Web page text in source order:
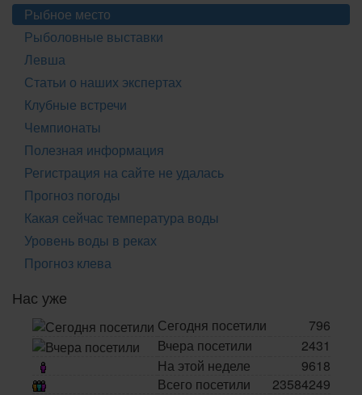
Рыбное место
Рыболовные выставки
Левша
Статьи о наших экспертах
Клубные встречи
Чемпионаты
Полезная информация
Регистрация на сайте не удалась
Прогноз погоды
Какая сейчас температура воды
Уровень воды в реках
Прогноз клева
Нас уже
Сегодня посетили
796
Вчера посетили
2431
На этой неделе
9618
Всего посетили
23584249